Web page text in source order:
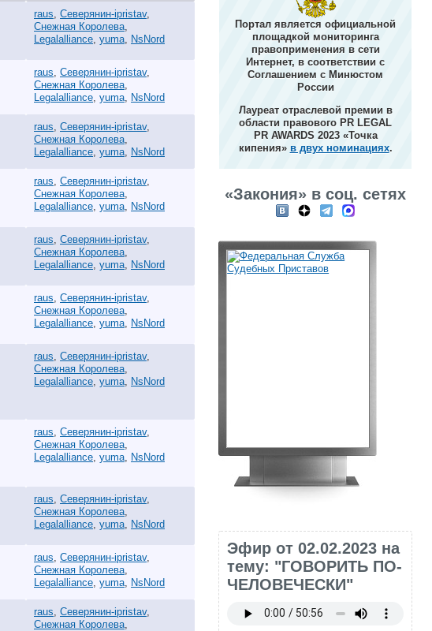
raus, Северянин-ipristav,
Снежная Королева,
Legalalliance, yuma, NsNord
raus, Северянин-ipristav,
Снежная Королева,
Legalalliance, yuma, NsNord
raus, Северянин-ipristav,
Снежная Королева,
Legalalliance, yuma, NsNord
raus, Северянин-ipristav,
Снежная Королева,
Legalalliance, yuma, NsNord
raus, Северянин-ipristav,
Снежная Королева,
Legalalliance, yuma, NsNord
raus, Северянин-ipristav,
Снежная Королева,
Legalalliance, yuma, NsNord
raus, Северянин-ipristav,
Снежная Королева,
Legalalliance, yuma, NsNord
raus, Северянин-ipristav,
Снежная Королева,
Legalalliance, yuma, NsNord
raus, Северянин-ipristav,
Снежная Королева,
Legalalliance, yuma, NsNord
raus, Северянин-ipristav,
Снежная Королева,
Legalalliance, yuma, NsNord
raus, Северянин-ipristav,
Снежная Королева,
Портал является официальной
площадкой мониторинга
правоприменения в сети
Интернет, в соответствии с
Соглашением с Минюстом
России
Лауреат отраслевой премии в
области правового PR LEGAL
PR AWARDS 2023 «Точка
кипения» в двух номинациях.
«Закония» в соц. сетях
Эфир от 02.02.2023 на
тему: "ГОВОРИТЬ ПО-
ЧЕЛОВЕЧЕСКИ"